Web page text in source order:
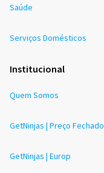
Saúde
Serviços Domésticos
Institucional
Quem Somos
GetNinjas | Preço Fechado
GetNinjas | Europ